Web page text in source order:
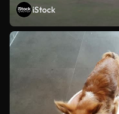
iStock